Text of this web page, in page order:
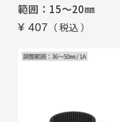
範囲：15～20㎜
¥ 407 税込